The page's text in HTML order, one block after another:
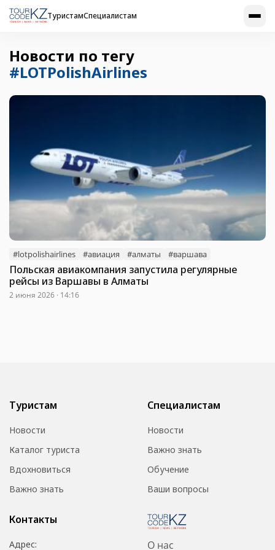
ТуристамСпециалистам
Новости по тегу
#LOTPolishAirlines
#lotpolishairlines #авиация #алматы #варшава
Польская авиакомпания запустила регулярные
рейсы из Варшавы в Алматы
2 июня 2026 · 14:16
Туристам
Новости
Каталог туриста
Вдохновиться
Важно знать
Специалистам
Новости
Важно знать
Обучение
Ваши вопросы
Контакты
Адрес:
О нас